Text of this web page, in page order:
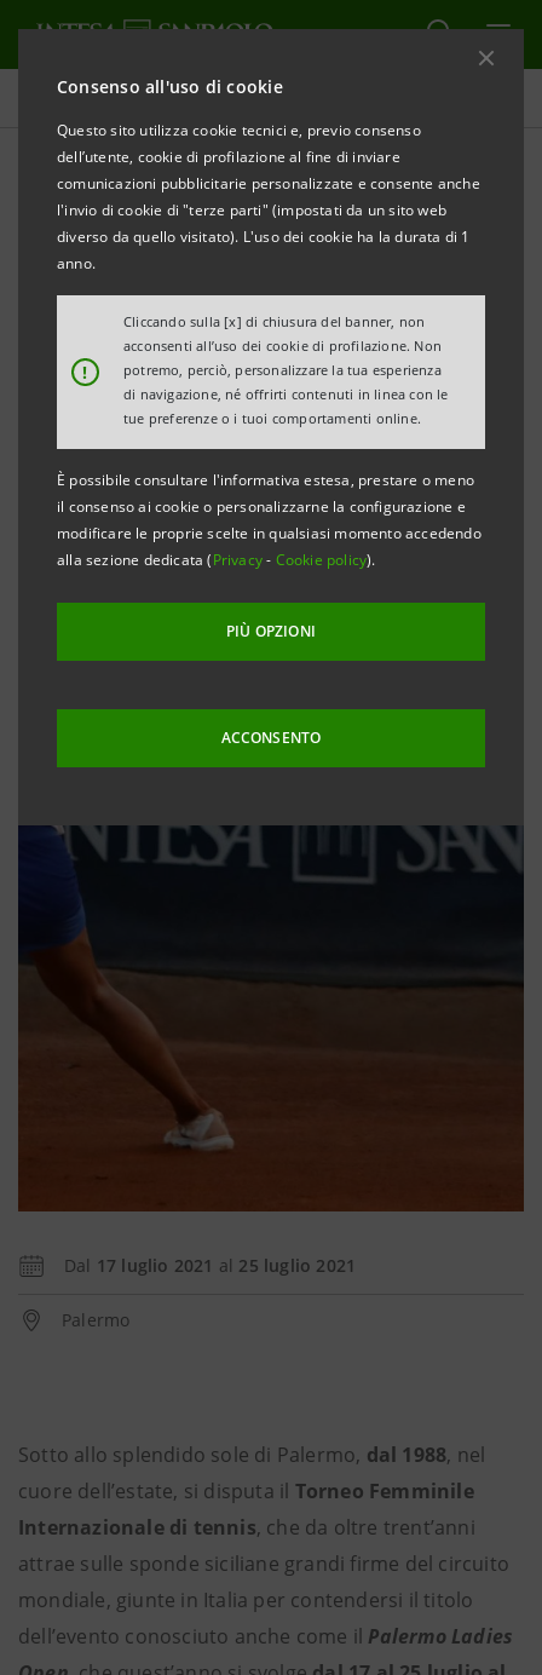
Consenso all'uso di cookie
Questo sito utilizza cookie tecnici e, previo consenso
dell’utente, cookie di profilazione al fine di inviare
comunicazioni pubblicitarie personalizzate e consente anche
l'invio di cookie di "terze parti" (impostati da un sito web
diverso da quello visitato). L'uso dei cookie ha la durata di 1
anno.
!
Cliccando sulla [x] di chiusura del banner, non
acconsenti all’uso dei cookie di profilazione. Non
potremo, perciò, personalizzare la tua esperienza
di navigazione, né offrirti contenuti in linea con le
tue preferenze o i tuoi comportamenti online.
È possibile consultare l'informativa estesa, prestare o meno
il consenso ai cookie o personalizzarne la configurazione e
modificare le proprie scelte in qualsiasi momento accedendo
alla sezione dedicata (Privacy- Cookie policy).
PIÙ OPZIONI
ACCONSENTO
Tutti gli eventi sostenuti dalla banca
SPORT
Intesa Sanpaolo e Palermo
Ladies Open
Dal 17 luglio 2021 al 25 luglio 2021
Palermo
Sotto allo splendido sole di Palermo, dal 1988, nel
cuore dell’estate, si disputa il Torneo Femminile
Internazionale di tennis, che da oltre trent’anni
attrae sulle sponde siciliane grandi firme del circuito
mondiale, giunte in Italia per contendersi il titolo
dell’evento conosciuto anche come il Palermo Ladies